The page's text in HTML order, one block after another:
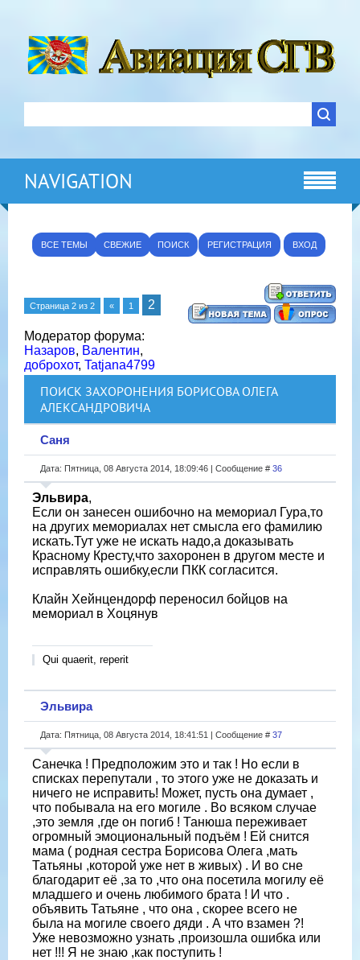
NAVIGATION
ВСЕ ТЕМЫ СВЕЖИЕ ПОИСК РЕГИСТРАЦИЯ ВХОД
Страница 2 из 2 « 1 2
Модератор форума:
Назаров, Валентин,
доброхот, Tatjana4799
ПОИСК ЗАХОРОНЕНИЯ БОРИСОВА ОЛЕГА
АЛЕКСАНДРОВИЧА
Саня
Дата: Пятница, 08 Августа 2014, 18:09:46 | Сообщение # 36
Эльвира,
Если он занесен ошибочно на мемориал Гура,то
на других мемориалах нет смысла его фамилию
искать.Тут уже не искать надо,а доказывать
Красному Кресту,что захоронен в другом месте и
исправлять ошибку,если ПКК согласится.
Клайн Хейнцендорф переносил бойцов на
мемориал в Хоцянув
Qui quaerit, reperit
Эльвира
Дата: Пятница, 08 Августа 2014, 18:41:51 | Сообщение # 37
Санечка ! Предположим это и так ! Но если в
списках перепутали , то этого уже не доказать и
ничего не исправить! Может, пусть она думает ,
что побывала на его могиле . Во всяком случае
,это земля ,где он погиб ! Танюша переживает
огромный эмоциональный подъём ! Ей снится
мама ( родная сестра Борисова Олега ,мать
Татьяны ,которой уже нет в живых) . И во сне
благодарит её ,за то ,что она посетила могилу её
младшего и очень любимого брата ! И что .
объявить Татьяне , что она , скорее всего не
была на могиле своего дяди . А что взамен ?!
Уже невозможно узнать ,произошла ошибка или
нет !!! Я не знаю ,как поступить !